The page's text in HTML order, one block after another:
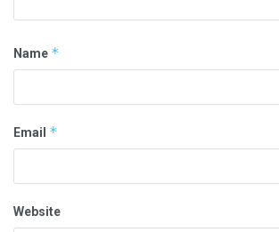
Name *
Email *
Website